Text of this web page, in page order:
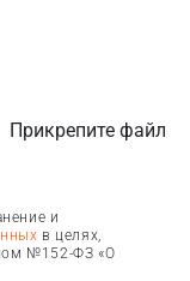
Прикрепите файл
и
в целях,
№152-ФЗ «О